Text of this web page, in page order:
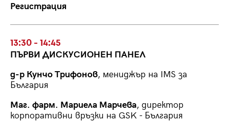
Регистрация
13:30 - 14:45
ПЪРВИ ДИСКУСИОНЕН ПАНЕЛ
д-р Кунчо Трифонов, мениджър на IMS за
България
Маг. фарм. Мариела Марчева, директор
корпоративни връзки на GSK - България